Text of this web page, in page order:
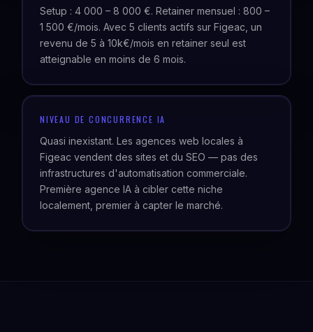
Setup : 4 000 – 8 000 €. Retainer mensuel : 800 –
1 500 €/mois. Avec 5 clients actifs sur Figeac, un
revenu de 5 à 10k€/mois en retainer seul est
atteignable en moins de 6 mois.
NIVEAU DE CONCURRENCE IA
Quasi inexistant. Les agences web locales à
Figeac vendent des sites et du SEO — pas des
infrastructures d'automatisation commerciale.
Première agence IA à cibler cette niche
localement, premier à capter le marché.